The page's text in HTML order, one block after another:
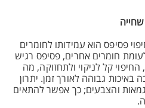
שחייה
פסיפס הוא עמידותו לחומרים
חומרים אחרים, פסיפס רגיש
קל לניקוי ולתחזוקה, מה
גבוהה לאורך זמן. יתרון
והצבעים; כך אפשר להתאים